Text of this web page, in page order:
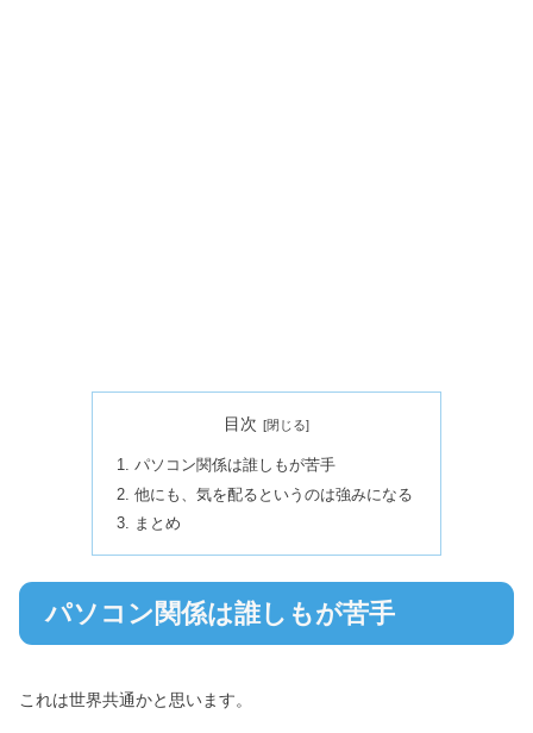
目次
パソコン関係は誰しもが苦手
他にも、気を配るというのは強みになる
まとめ
パソコン関係は誰しもが苦手
これは世界共通かと思います。